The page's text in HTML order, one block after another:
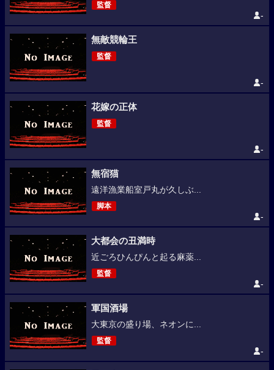
監督
-
無敵競輪王
監督
-
花嫁の正体
監督
-
無宿猫
遠洋漁業船室戸丸が久しぶ...
脚本
-
大都会の丑満時
近ごろひんぴんと起る麻薬...
監督
-
軍国酒場
大東京の盛り場、ネオンに...
監督
-